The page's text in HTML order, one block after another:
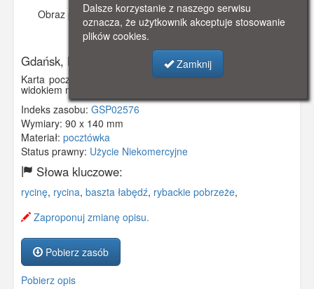
Obraz pochodzi zok. 1920 r. Dodano: 2019-12-04 23:33
Wyświetlono: 3145
Gdańsk, Baszta Łabędź
Karta pocztowa przedstawia rycinę W. Ratha z 1918 roku z
widokiem na Basztę Łabędź i Rybackie Pobrzeże.
Indeks zasobu: GSP02576
Wymiary: 90 x 140 mm
Materiał: pocztówka
Status prawny: Użycie Niekomercyjne
Słowa kluczowe:
rycinę, rycina, baszta łabędź, rybackie pobrzeże,
Zaproponuj zmianę opisu.
Pobierz zasób
Pobierz opis
Dalsze korzystanie z naszego serwisu
oznacza, że użytkownik akceptuje stosowanie
plików cookies.
Zamknij